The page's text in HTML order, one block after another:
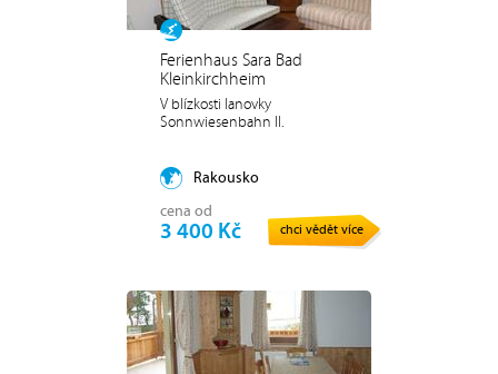
Ferienhaus Sara Bad
Kleinkirchheim
V blízkosti lanovky
Sonnwiesenbahn II.
Rakousko
cena od
3 400 Kč chci vědět více